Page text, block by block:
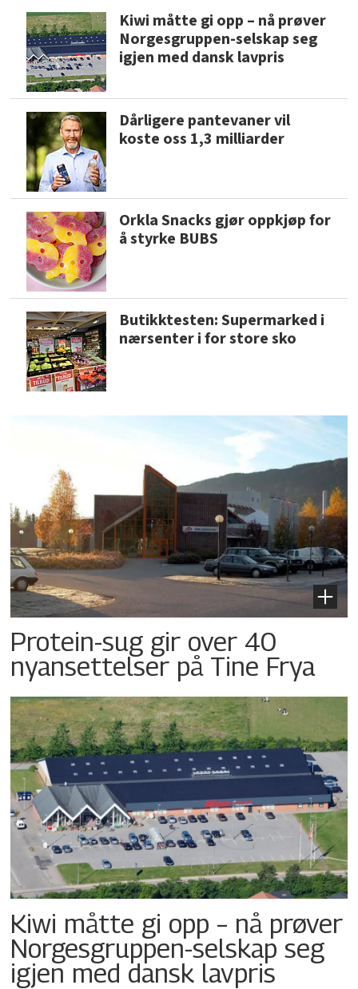
Kiwi måtte gi opp – nå prøver
Norgesgruppen-selskap seg
igjen med dansk lavpris
Dårligere pantevaner vil
koste oss 1,3 milliarder
Orkla Snacks gjør oppkjøp for
å styrke BUBS
Butikktesten: Supermarked i
nærsenter i for store sko
Protein-sug gir over 40
nyansettelser på Tine Frya
Kiwi måtte gi opp – nå prøver
Norgesgruppen-selskap seg
igjen med dansk lavpris